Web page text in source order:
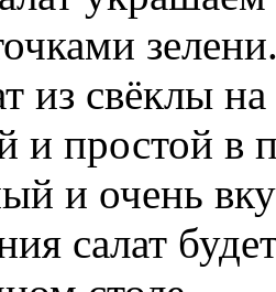
из свёклы
и простой в
и очень
салат